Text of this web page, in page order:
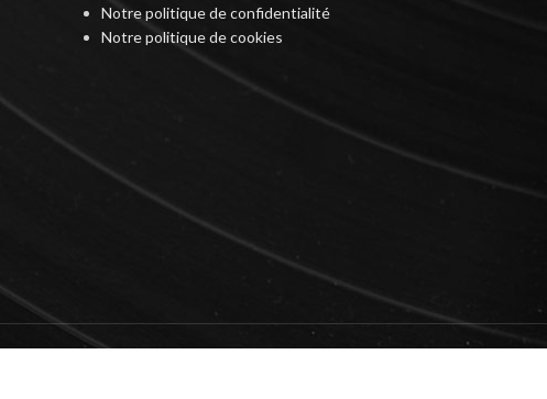
Notre politique de confidentialité
Notre politique de cookies